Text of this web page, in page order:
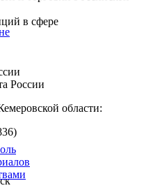
области: